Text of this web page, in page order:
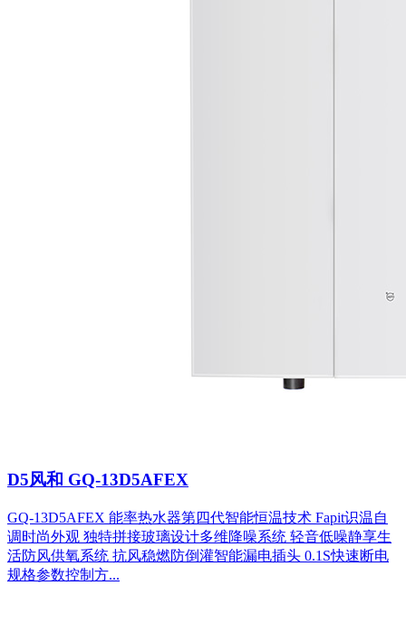
D5风和 GQ-13D5AFEX
GQ-13D5AFEX 能率热水器第四代智能恒温技术 Fapit识温自
调时尚外观 独特拼接玻璃设计多维降噪系统 轻音低噪静享生
活防风供氧系统 抗风稳燃防倒灌智能漏电插头 0.1S快速断电
规格参数控制方...